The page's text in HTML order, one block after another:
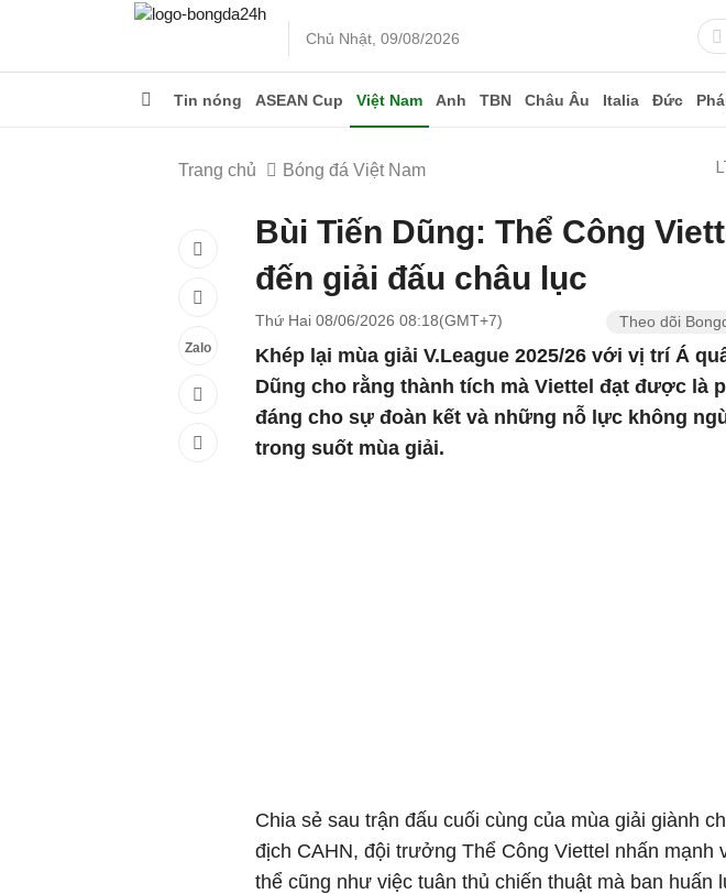
Chủ Nhật, 09/08/2026
Tin nóng ASEAN Cup Việt Nam Anh TBN Châu Âu Italia Đức
Trang chủ Bóng đá Việt Nam
Zalo
Bùi Tiến Dũng: Thể Công
đến giải đấu châu lục
Thứ Hai 08/06/2026 08:18(GMT+7) Theo dõi
Khép lại mùa giải V.League 2025/26 với vị trí Á
Dũng cho rằng thành tích mà Viettel đạt được là
đáng cho sự đoàn kết và những nỗ lực không
trong suốt mùa giải.
Chia sẻ sau trận đấu cuối cùng của mùa giải giành
địch CAHN, đội trưởng Thể Công Viettel nhấn mạnh
thể cũng như việc tuân thủ chiến thuật mà ban huấn